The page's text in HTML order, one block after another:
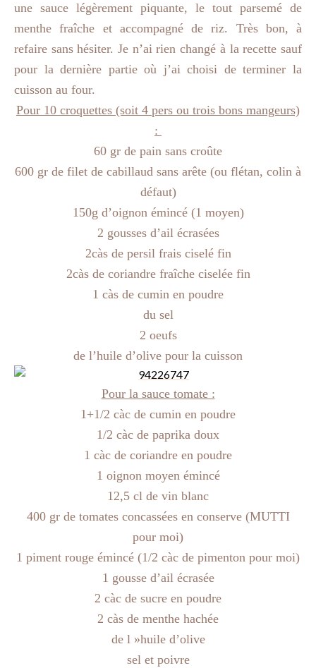
une sauce légèrement piquante, le tout parsemé de
menthe fraîche et accompagné de riz. Très bon, à
refaire sans hésiter. Je n’ai rien changé à la recette sauf
pour la dernière partie où j’ai choisi de terminer la
cuisson au four.
Pour 10 croquettes (soit 4 pers ou trois bons mangeurs)
:
60 gr de pain sans croûte
600 gr de filet de cabillaud sans arête (ou flétan, colin à
défaut)
150g d’oignon émincé (1 moyen)
2 gousses d’ail écrasées
2càs de persil frais ciselé fin
2càs de coriandre fraîche ciselée fin
1 càs de cumin en poudre
du sel
2 oeufs
de l’huile d’olive pour la cuisson
Pour la sauce tomate :
1+1/2 càc de cumin en poudre
1/2 càc de paprika doux
1 càc de coriandre en poudre
1 oignon moyen émincé
12,5 cl de vin blanc
400 gr de tomates concassées en conserve (MUTTI
pour moi)
1 piment rouge émincé (1/2 càc de pimenton pour moi)
1 gousse d’ail écrasée
2 càc de sucre en poudre
2 càs de menthe hachée
de l »huile d’olive
sel et poivre